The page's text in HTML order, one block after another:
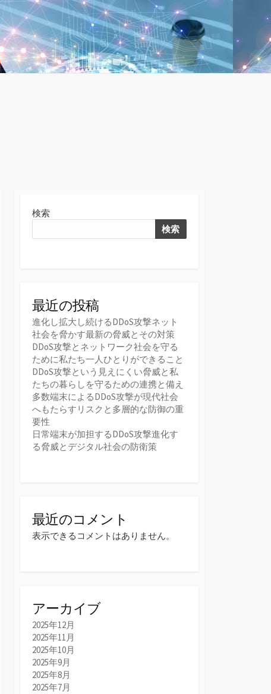
検
索
切
検索
検索
最近の投稿
進化し拡大し続けるDDoS攻撃ネット
社会を脅かす最新の脅威とその対策
DDoS攻撃とネットワーク社会を守る
ために私たち一人ひとりができること
DDoS攻撃という見えにくい脅威と私
たちの暮らしを守るための連携と備え
多数端末によるDDoS攻撃が現代社会
へもたらすリスクと多層的な防御の重
要性
日常端末が加担するDDoS攻撃進化す
る脅威とデジタル社会の防衛策
最近のコメント
表示できるコメントはありません。
アーカイブ
2025年12月
2025年11月
2025年10月
2025年9月
2025年8月
2025年7月